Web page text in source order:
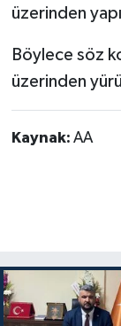
üzerinden
Böylece söz
üzerinden
Kaynak: AA